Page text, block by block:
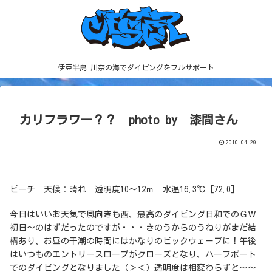
伊豆半島 川奈の海でダイビングをフルサポート
カリフラワー？？ photo by 漆間さん
2010.04.29
ビーチ 天候：晴れ 透明度10～12ｍ 水温16.3℃ [72.0]
今日はいいお天気で風向きも西、最高のダイビング日和でのＧＷ
初日～のはずだったのですが・・・きのうからのうねりがまだ結
構あり、お昼の干潮の時間にはかなりのビックウェーブに！午後
はいつものエントリースロープがクローズとなり、ハーフボート
でのダイビングとなりました（＞＜）透明度は相変わらずと～～